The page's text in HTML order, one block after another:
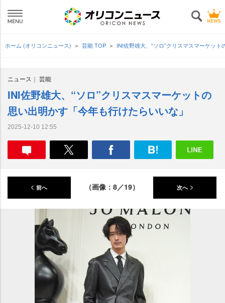
ホーム (オリコンニュース) 芸能 TOP INI佐野雄大、“ソロ”クリスマスマーケッ
ニュース 芸能
INI佐野雄大、“ソロ”クリスマスマーケットの
思い出明かす「今年も行けたらいいな」
2025-12-10 12:55
前へ （画像：8／19） 次へ